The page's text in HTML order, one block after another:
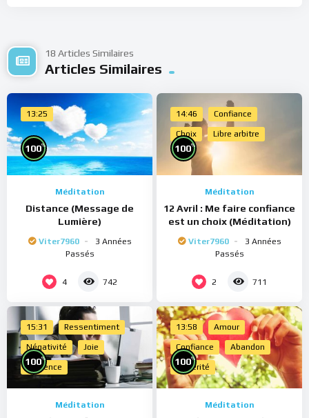
18 Articles Similaires
Articles Similaires
13:25
100%
Méditation
Distance (Message de
Lumière)
Viter7960
3 Années
Passés
4 742
14:46 Confiance
Choix Libre arbitre
100%
Méditation
12 Avril : Me faire confiance
est un choix (Méditation)
Viter7960
3 Années
Passés
2 711
15:31 Ressentiment
Négativité Joie
Présence
100%
Méditation
13:58 Amour
Confiance Abandon
Sincérité
100%
Méditation